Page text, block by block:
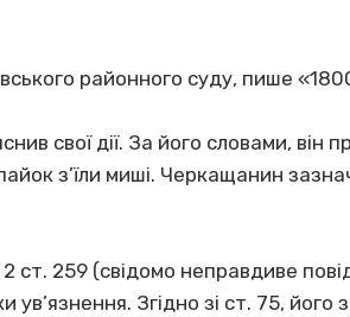
районного суду, пише
свої дії. За його словами, він
з’їли миші. Черкащанин
ст. 259 (свідомо неправдиве
Згідно зі ст. 75, його